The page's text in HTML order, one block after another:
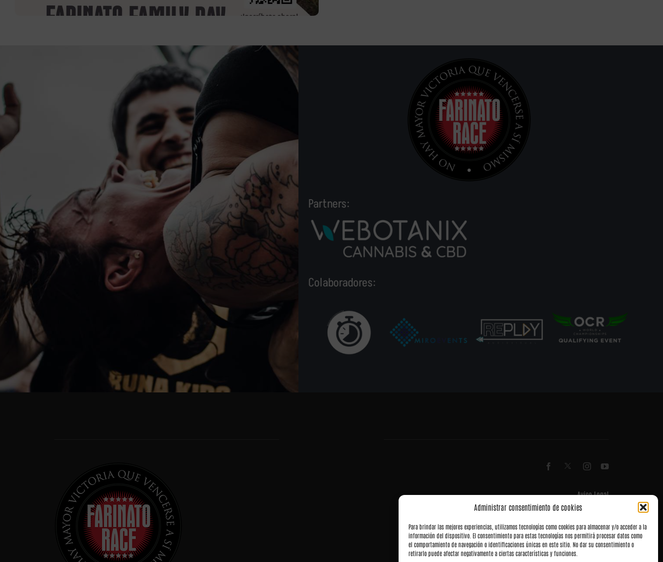
Administrar consentimiento de cookies
Para brindar las mejores experiencias, utilizamos tecnologías como cookies para almacenar y/o acceder a la
información del dispositivo. El consentimiento para estas tecnologías nos permitirá procesar datos como
el comportamiento de navegación o identificaciones únicas en este sitio. No dar su consentimiento o
retirarlo puede afectar negativamente a ciertas características y funciones.
Partners:
Colaboradores:
Aviso Legal
Términos y Condiciones
Política de privacidad
Política de cookies (UE)
Accesibilidad
Mapa del Sitio